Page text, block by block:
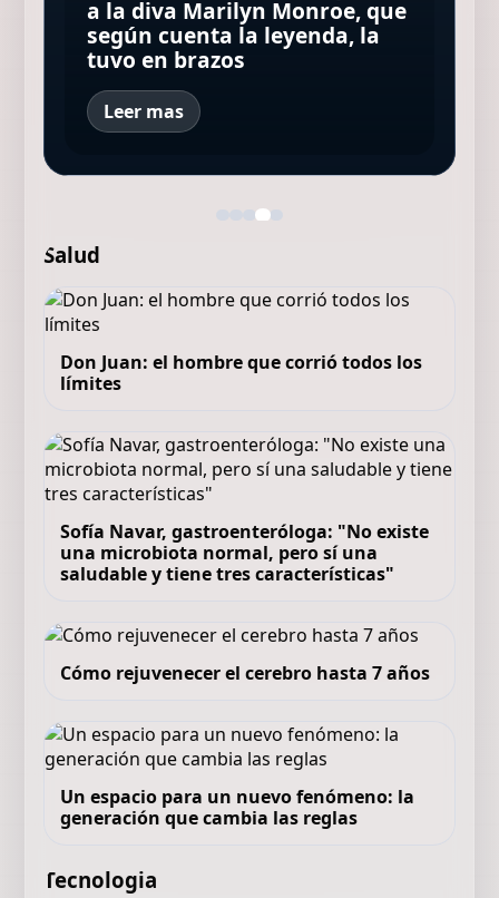
Los Beatles: cinco secretos
que esconde la icónica foto de
la tapa de "Abbey Road"
series y películas que lideran
el ranking este sábado 8 de
agosto de 2026 en Argentina
Sharon Tate y su terrible final
en manos del Clan Manson
a la diva Marilyn Monroe, que
según cuenta la leyenda, la
tuvo en brazos
Leer mas
a un grave accidente de
autos: "Estoy muy agradecida
de estar viva"
Salud
Don Juan: el hombre que corrió todos los
límites
Sofía Navar, gastroenteróloga: "No existe
una microbiota normal, pero sí una
saludable y tiene tres características"
Cómo rejuvenecer el cerebro hasta 7 años
Un espacio para un nuevo fenómeno: la
generación que cambia las reglas
Tecnologia